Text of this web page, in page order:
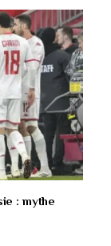
: mythe